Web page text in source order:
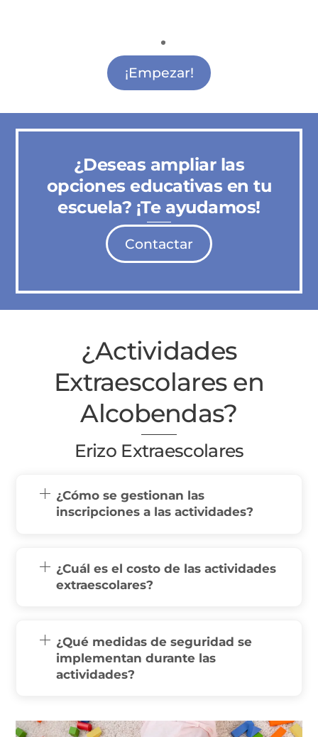
Actividades para Madres y Padres Alcobendas
¡Empezar!
¿Deseas ampliar las
opciones educativas en tu
escuela? ¡Te ayudamos!
Contactar
¿Actividades
Extraescolares en
Alcobendas?
Erizo Extraescolares
¿Cómo se gestionan las
inscripciones a las actividades?
¿Cuál es el costo de las actividades
extraescolares?
¿Qué medidas de seguridad se
implementan durante las
actividades?